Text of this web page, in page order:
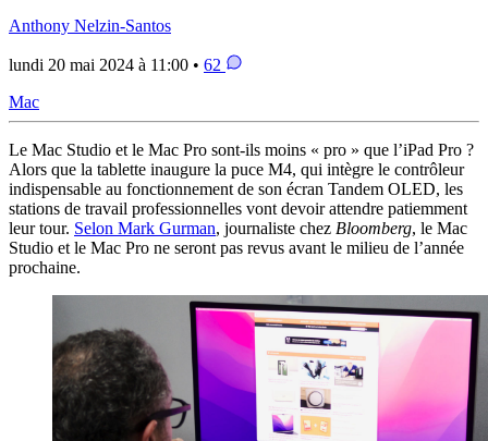
Anthony Nelzin-Santos
lundi 20 mai 2024 à 11:00 • 62
Mac
Le Mac Studio et le Mac Pro sont-ils moins « pro » que l’iPad Pro ?
Alors que la tablette inaugure la puce M4, qui intègre le contrôleur
indispensable au fonctionnement de son écran Tandem OLED, les
stations de travail professionnelles vont devoir attendre patiemment
leur tour. Selon Mark Gurman, journaliste chez Bloomberg, le Mac
Studio et le Mac Pro ne seront pas revus avant le milieu de l’année
prochaine.